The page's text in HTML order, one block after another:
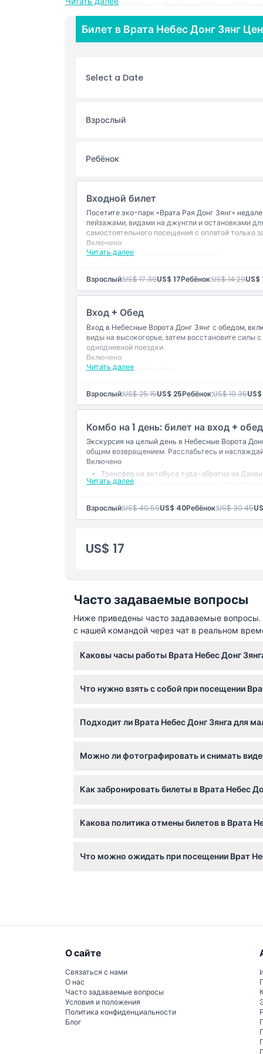
очарование. Этот опыт объединяет три
культурный туризм, духовный туризм и
принимая подлинные традиции через живое
присоединяйтесь к культурным
обычного осмотра достопримечательностей.
высокогорными вкусами: насладитесь
маленьким пирамидальным клейким рисовым
Зянг предлагают идеальное сочетание
Включено
Политика в отношении детей и взрослых
Часы работы
Вещи, которые нужно знать
Местоположение
Дресс-код
Билет в Врата Небес Донг Зянг
Select a Date
Взрослый
Ребёнок
Входной билет
Посетите эко-парк «Врата Рая Донг Зянг»
пейзажами, видами на джунгли и остановками
самостоятельного посещения с оплатой только
Читать далее
Включено
Вход на достопримечательности
Взрослый:US$ 17.39US$ 17Ребёнок:US$ 14.29US$
Вход + Обед
Вход в Небесные Ворота Донг Зянг с обедом,
виды на высокогорье, затем восстановите
однодневной поездки.
Читать далее
Включено
Вход на аттракционы
Взрослый:US$ 25.15US$ 25Ребёнок:US$ 19.35US$
Комбо на 1 день: билет на вход +
Экскурсия на целый день в Небесные Ворота
общим возвращением. Расслабьтесь и
Читать далее
Включено
Трансфер на автобусе туда-обратно из
Входной билет, включающий все
Купание в ручье, скольжение по водопаду и
Катание на багги внутри парка
Взрослый:US$ 40.59US$ 40Ребёнок:US$ 30.45
US$ 17
Часто задаваемые вопросы
Ниже приведены часто задаваемые вопросы.
с нашей командой через чат в реальном
Каковы часы работы Врата Небес Донг
бронировании).
Что нужно взять с собой при посещении
возле водопадов и пещер могут быть
Подходит ли Врата Небес Донг Зянга для
учитывайте подвижность вашего ребенка
Можно ли фотографировать и снимать
выступлений, чтобы уважать их приватность
Как забронировать билеты в Врата Небес
Какова политика отмены билетов в Врата
Что можно ожидать при посещении Врат
О сайте
Связаться с нами
О нас
Часто задаваемые вопросы
Условия и положения
Политика конфиденциальности
Блог